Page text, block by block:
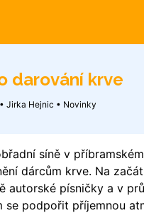
darování krve
Jirka Hejnic • Novinky
síně v
dárcům krve. Na
autorské písničky a v
se podpořit příjemnou